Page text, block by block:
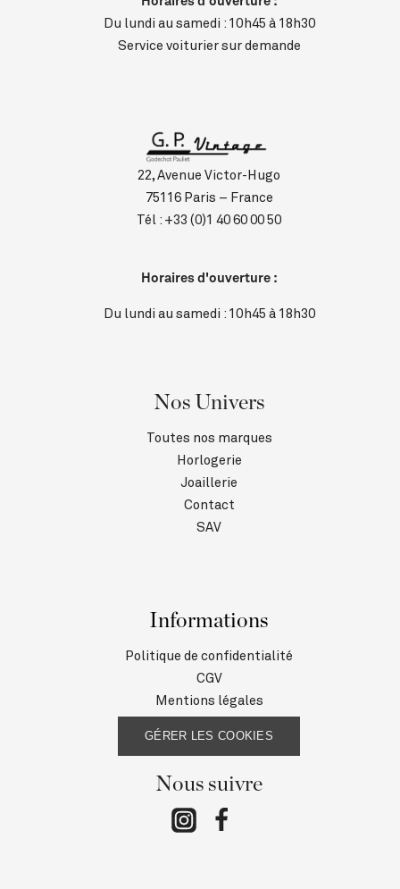
Du lundi au samedi : 10h45 à 18h30
Service voiturier sur demande
22, Avenue Victor-Hugo
75116 Paris – France
Tél : +33 (0)1 40 60 00 50
Horaires d'ouverture :
Du lundi au samedi : 10h45 à 18h30
Nos Univers
Toutes nos marques
Horlogerie
Joaillerie
Contact
SAV
Informations
Politique de confidentialité
CGV
Mentions légales
GÉRER LES COOKIES
Nous suivre